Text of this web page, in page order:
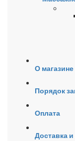
О магазине
Порядок
Оплата
Доставка